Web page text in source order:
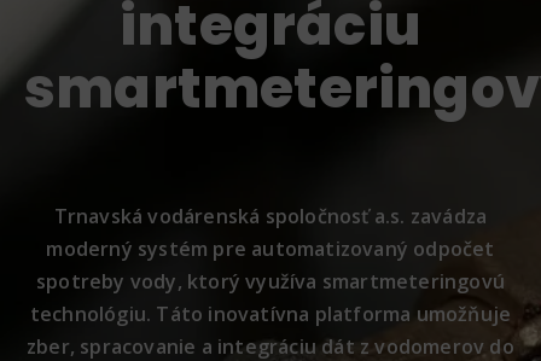
integráciu
Trnavská vodárenská spoločnosť a.s. zavádza
moderný systém pre automatizovaný odpočet
spotreby vody, ktorý využíva smartmeteringovú
technológiu. Táto inovatívna platforma umožňuje
zber, spracovanie a integráciu dát z vodomerov do